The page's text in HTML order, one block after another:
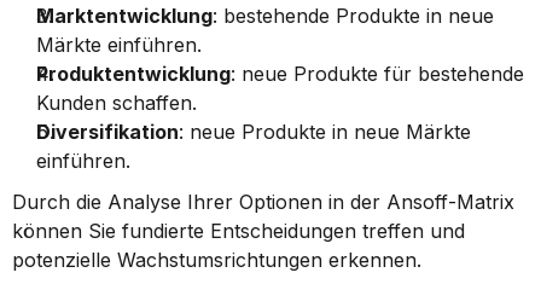
Marktentwicklung: bestehende Produkte in neue
Märkte einführen.
Produktentwicklung: neue Produkte für bestehende
Kunden schaffen.
Diversifikation: neue Produkte in neue Märkte
einführen.
Durch die Analyse Ihrer Optionen in der Ansoff-Matrix
können Sie fundierte Entscheidungen treffen und
potenzielle Wachstumsrichtungen erkennen.